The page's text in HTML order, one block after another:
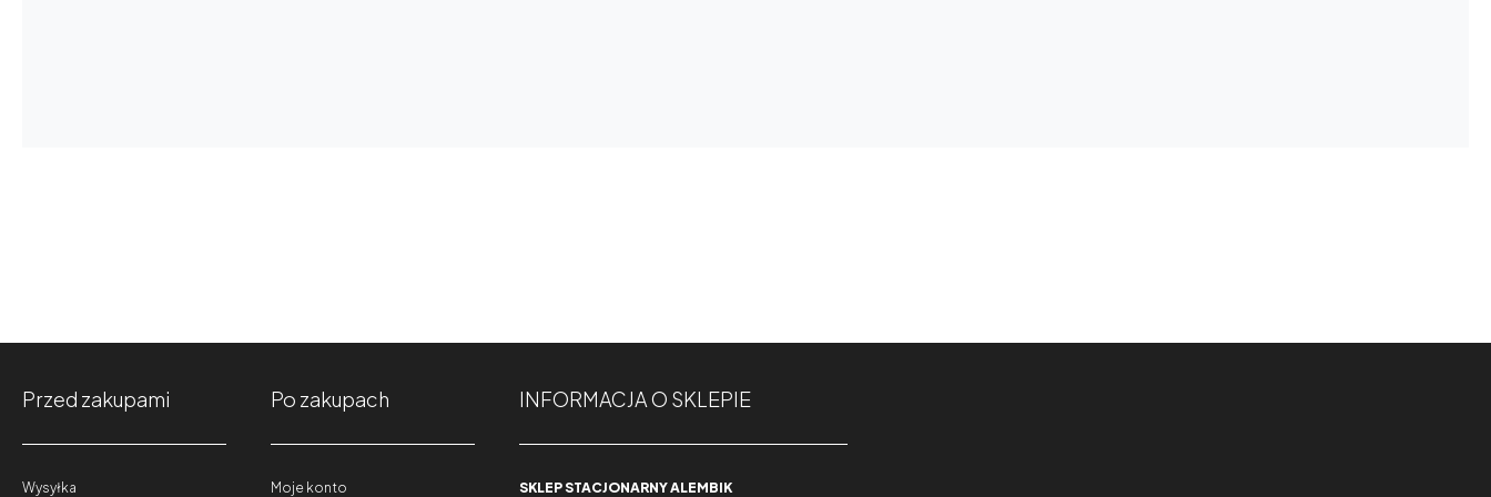
Przed zakupami
Wysyłka
Po zakupach
Moje konto
INFORMACJA O SKLEPIE
SKLEP STACJONARNY ALEMBIK